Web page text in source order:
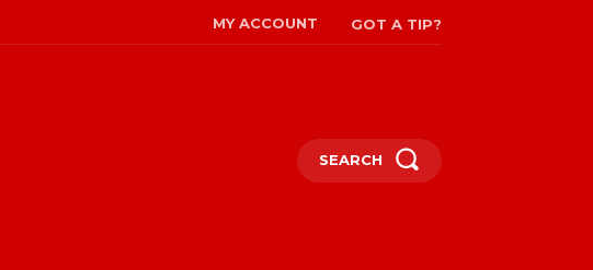
MY ACCOUNT GOT A TIP?
SEARCH